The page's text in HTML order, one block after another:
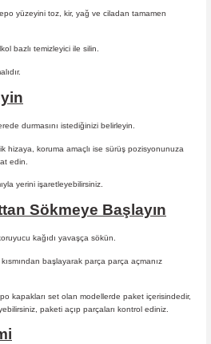
yüzeyini toz, kir, yağ ve ciladan tamamen
bazlı temizleyici ile silin.
durmasını istediğinizi belirleyin.
hizaya, koruma amaçlı ise sürüş pozisyonunuza
edin.
yerini işaretleyebilirsiniz.
Sökmeye Başlayın
kağıdı yavaşça sökün.
başlayarak parça parça açmanız
kapakları set olan modellerde paket içerisindedir,
paketi açıp parçaları kontrol ediniz.